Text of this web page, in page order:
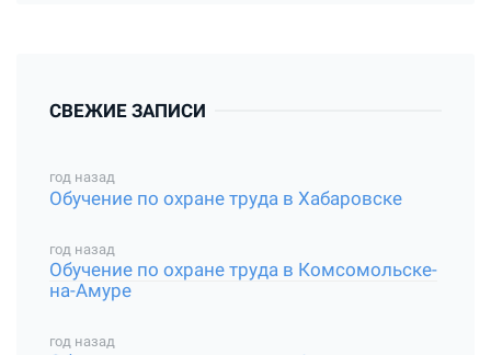
СВЕЖИЕ ЗАПИСИ
год назад
Обучение по охране труда в Хабаровске
год назад
Обучение по охране труда в Комсомольске-
на-Амуре
год назад